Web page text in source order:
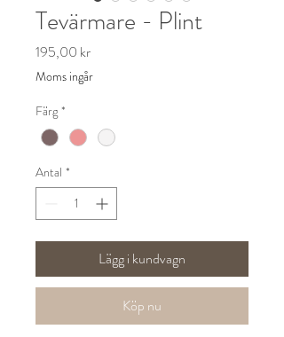
Tevärmare - Plint
195,00 krPris
Moms ingår
Färg *
Antal *
Lägg i kundvagn
Köp nu